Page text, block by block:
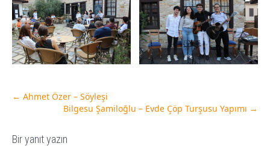
← Ahmet Özer – Söyleşi
Bilgesu Şamiloğlu – Evde Çöp Turşusu Yapımı →
Bir yanıt yazın